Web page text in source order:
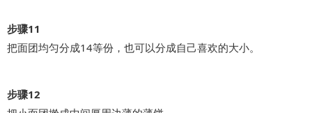
步骤11
把面团均匀分成14等份，也可以分成自己喜欢的大小。
步骤12